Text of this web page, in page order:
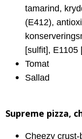
tamarind,
(E412),
[sulfit], E1105
Tomat
Sallad
Supreme pizza,
Cheezy